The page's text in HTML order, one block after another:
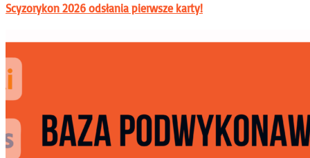
Scyzorykon 2026 odsłania pierwsze karty!